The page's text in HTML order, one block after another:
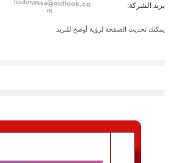
بريد الشركة:
يمكنك تحديث الصفحة لرؤية أوضح للبريد